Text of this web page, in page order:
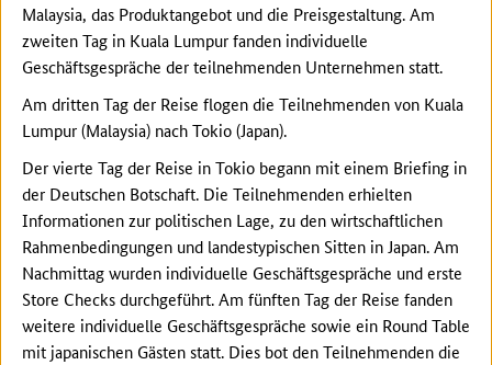
Malaysia, das Produktangebot und die Preisgestaltung. Am
zweiten Tag in Kuala Lumpur fanden individuelle
Geschäftsgespräche der teilnehmenden Unternehmen statt.
Am dritten Tag der Reise flogen die Teilnehmenden von Kuala
Lumpur (Malaysia) nach Tokio (Japan).
Der vierte Tag der Reise in Tokio begann mit einem Briefing in
der Deutschen Botschaft. Die Teilnehmenden erhielten
Informationen zur politischen Lage, zu den wirtschaftlichen
Rahmenbedingungen und landestypischen Sitten in Japan. Am
Nachmittag wurden individuelle Geschäftsgespräche und erste
Store Checks durchgeführt. Am fünften Tag der Reise fanden
weitere individuelle Geschäftsgespräche sowie ein Round Table
mit japanischen Gästen statt. Dies bot den Teilnehmenden die